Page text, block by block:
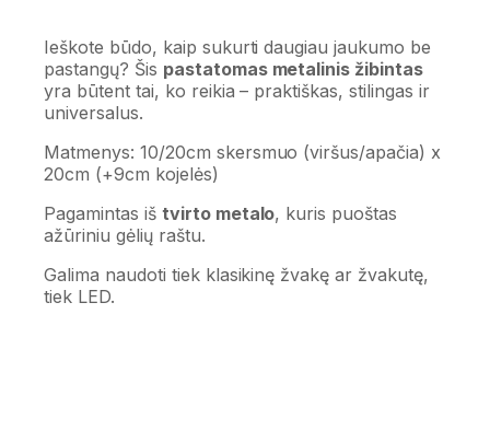
Ieškote būdo, kaip sukurti daugiau jaukumo be
pastangų? Šis pastatomas metalinis žibintas
yra būtent tai, ko reikia – praktiškas, stilingas ir
universalus.
Matmenys: 10/20cm skersmuo (viršus/apačia) x
20cm (+9cm kojelės)
Pagamintas iš tvirto metalo, kuris puoštas
ažūriniu gėlių raštu.
Galima naudoti tiek klasikinę žvakę ar žvakutę,
tiek LED.